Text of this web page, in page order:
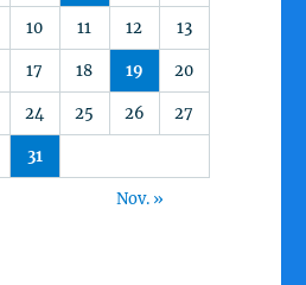
10 11 12 13
17 18 19 20
24 25 26 27
31
Nov. »